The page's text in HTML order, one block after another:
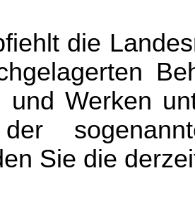
die
und Werken
Sie die